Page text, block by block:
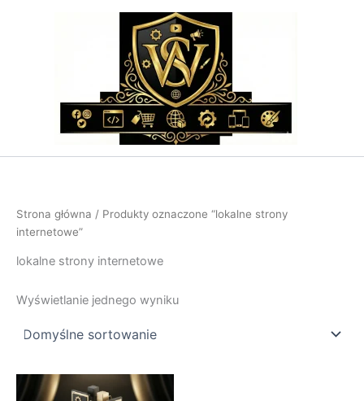
Strona główna / Produkty oznaczone “lokalne strony
internetowe”
lokalne strony internetowe
Wyświetlanie jednego wyniku